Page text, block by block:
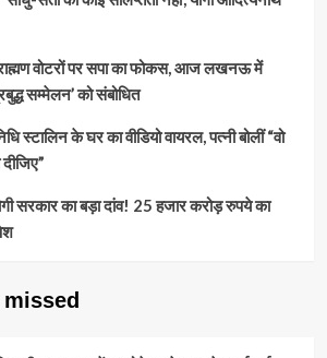
वोटरों पर सपा का फोकस, आज लखनऊ में
सम्मेलन’ को संबोधित
स्टालिन के घर का वीडियो वायरल, पत्नी बोलीं “वो
सरकार का बड़ा दांव! 25 हजार करोड़ रुपये का
missed